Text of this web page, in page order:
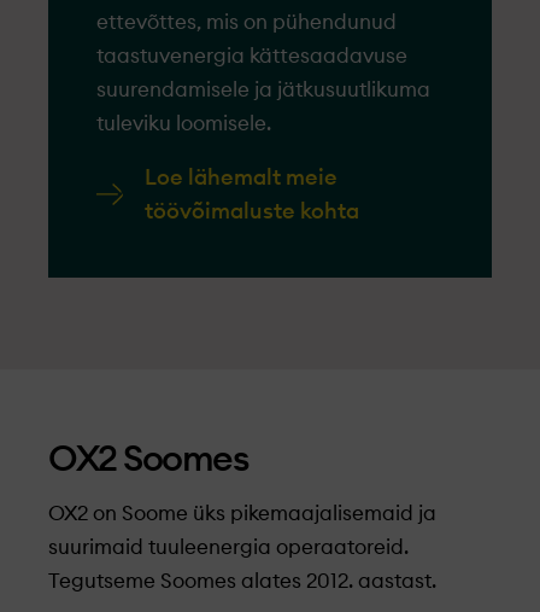
ettevõttes, mis on pühendunud
taastuvenergia kättesaadavuse
suurendamisele ja jätkusuutlikuma
tuleviku loomisele.
Loe lähemalt meie
töövõimaluste kohta
OX2 Soomes
OX2 on Soome üks pikemaajalisemaid ja
suurimaid tuuleenergia operaatoreid.
Tegutseme Soomes alates 2012. aastast.